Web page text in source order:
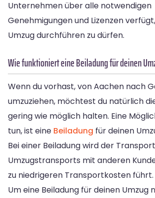
Unternehmen über alle notwendigen
Genehmigungen und Lizenzen
Umzug durchführen zu dürfen.
Wie funktioniert eine Beiladung für deinen
Wenn du vorhast, von Aachen nach
umzuziehen, möchtest du natürlich
gering wie möglich halten. Eine
tun, ist eine Beiladung für deinen
Bei einer Beiladung wird der
Umzugstransports mit anderen
zu niedrigeren Transportkosten führt.
Um eine Beiladung für deinen Umzug